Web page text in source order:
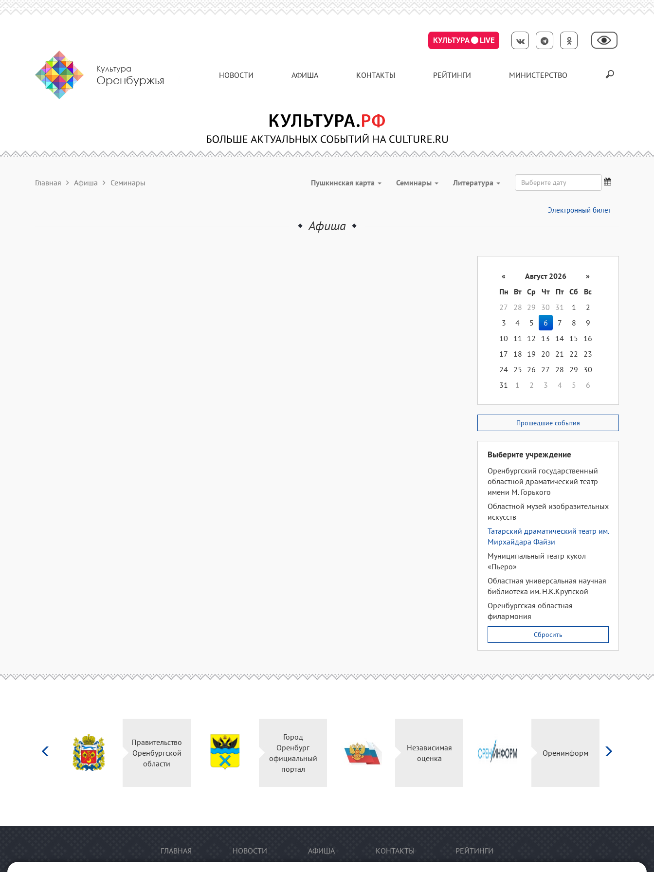
КУЛЬТУРА LIVE
Культура
Оренбуржья НОВОСТИ АФИША КОНТАКТЫ РЕЙТИНГИ МИНИСТЕРСТВО
Главная Афиша Семинары Пушкинская карта Семинары Литература
Электронный билет
Афиша
« Август 2026
»
Пн
Вт Ср Чт Пт Сб
Вс
27
28 29 30 31 1
2
3
4 5 6 7 8
9
10
11 12 13 14 15
16
17
18 19 20 21 22
23
24 25 26 27 28 29
30
31
1 2 3 4 5 6
Прошедшие события
Выберите учреждение
Оренбургский государственный
областной драматический театр
имени М. Горького
Областной музей изобразительных
искусств
Татарский драматический театр им.
Мирхайдара Файзи
Муниципальный театр кукол
«Пьеро»
Областная универсальная научная
библиотека им. Н.К.Крупской
Оренбургская областная
филармония
Сбросить
Правительство
Оренбургской
области
Город
Оренбург
официальный
портал
Независимая
оценка
Оренинформ
ГЛАВНАЯ НОВОСТИ АФИША КОНТАКТЫ РЕЙТИНГИ